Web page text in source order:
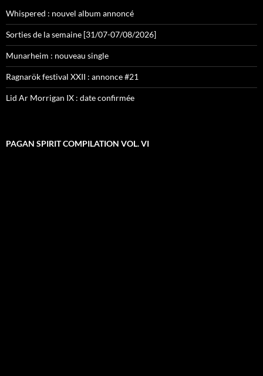
Whispered : nouvel album annoncé
Sorties de la semaine [31/07-07/08/2026]
Munarheim : nouveau single
Ragnarök festival XXII : annonce #21
Lid Ar Morrigan IX : date confirmée
PAGAN SPIRIT COMPILATION VOL. VI